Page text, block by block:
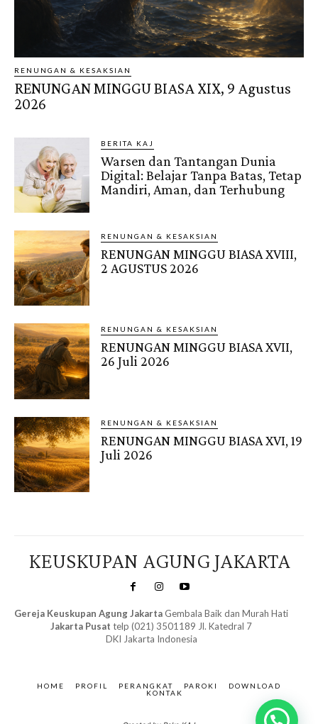
RENUNGAN & KESAKSIAN
RENUNGAN MINGGU BIASA XIX, 9 Agustus
2026
BERITA KAJ
Warsen dan Tantangan Dunia
Digital: Belajar Tanpa Batas, Tetap
Mandiri, Aman, dan Terhubung
RENUNGAN & KESAKSIAN
RENUNGAN MINGGU BIASA XVIII,
2 AGUSTUS 2026
RENUNGAN & KESAKSIAN
RENUNGAN MINGGU BIASA XVII,
26 Juli 2026
RENUNGAN & KESAKSIAN
RENUNGAN MINGGU BIASA XVI, 19
Juli 2026
KEUSKUPAN AGUNG JAKARTA
Gereja Keuskupan Agung Jakarta Gembala Baik dan Murah Hati
Jakarta Pusat telp (021) 3501189 Jl. Katedral 7
DKI Jakarta Indonesia
HOME PROFIL PERANGKAT PAROKI
DOWNLOAD
KONTAK